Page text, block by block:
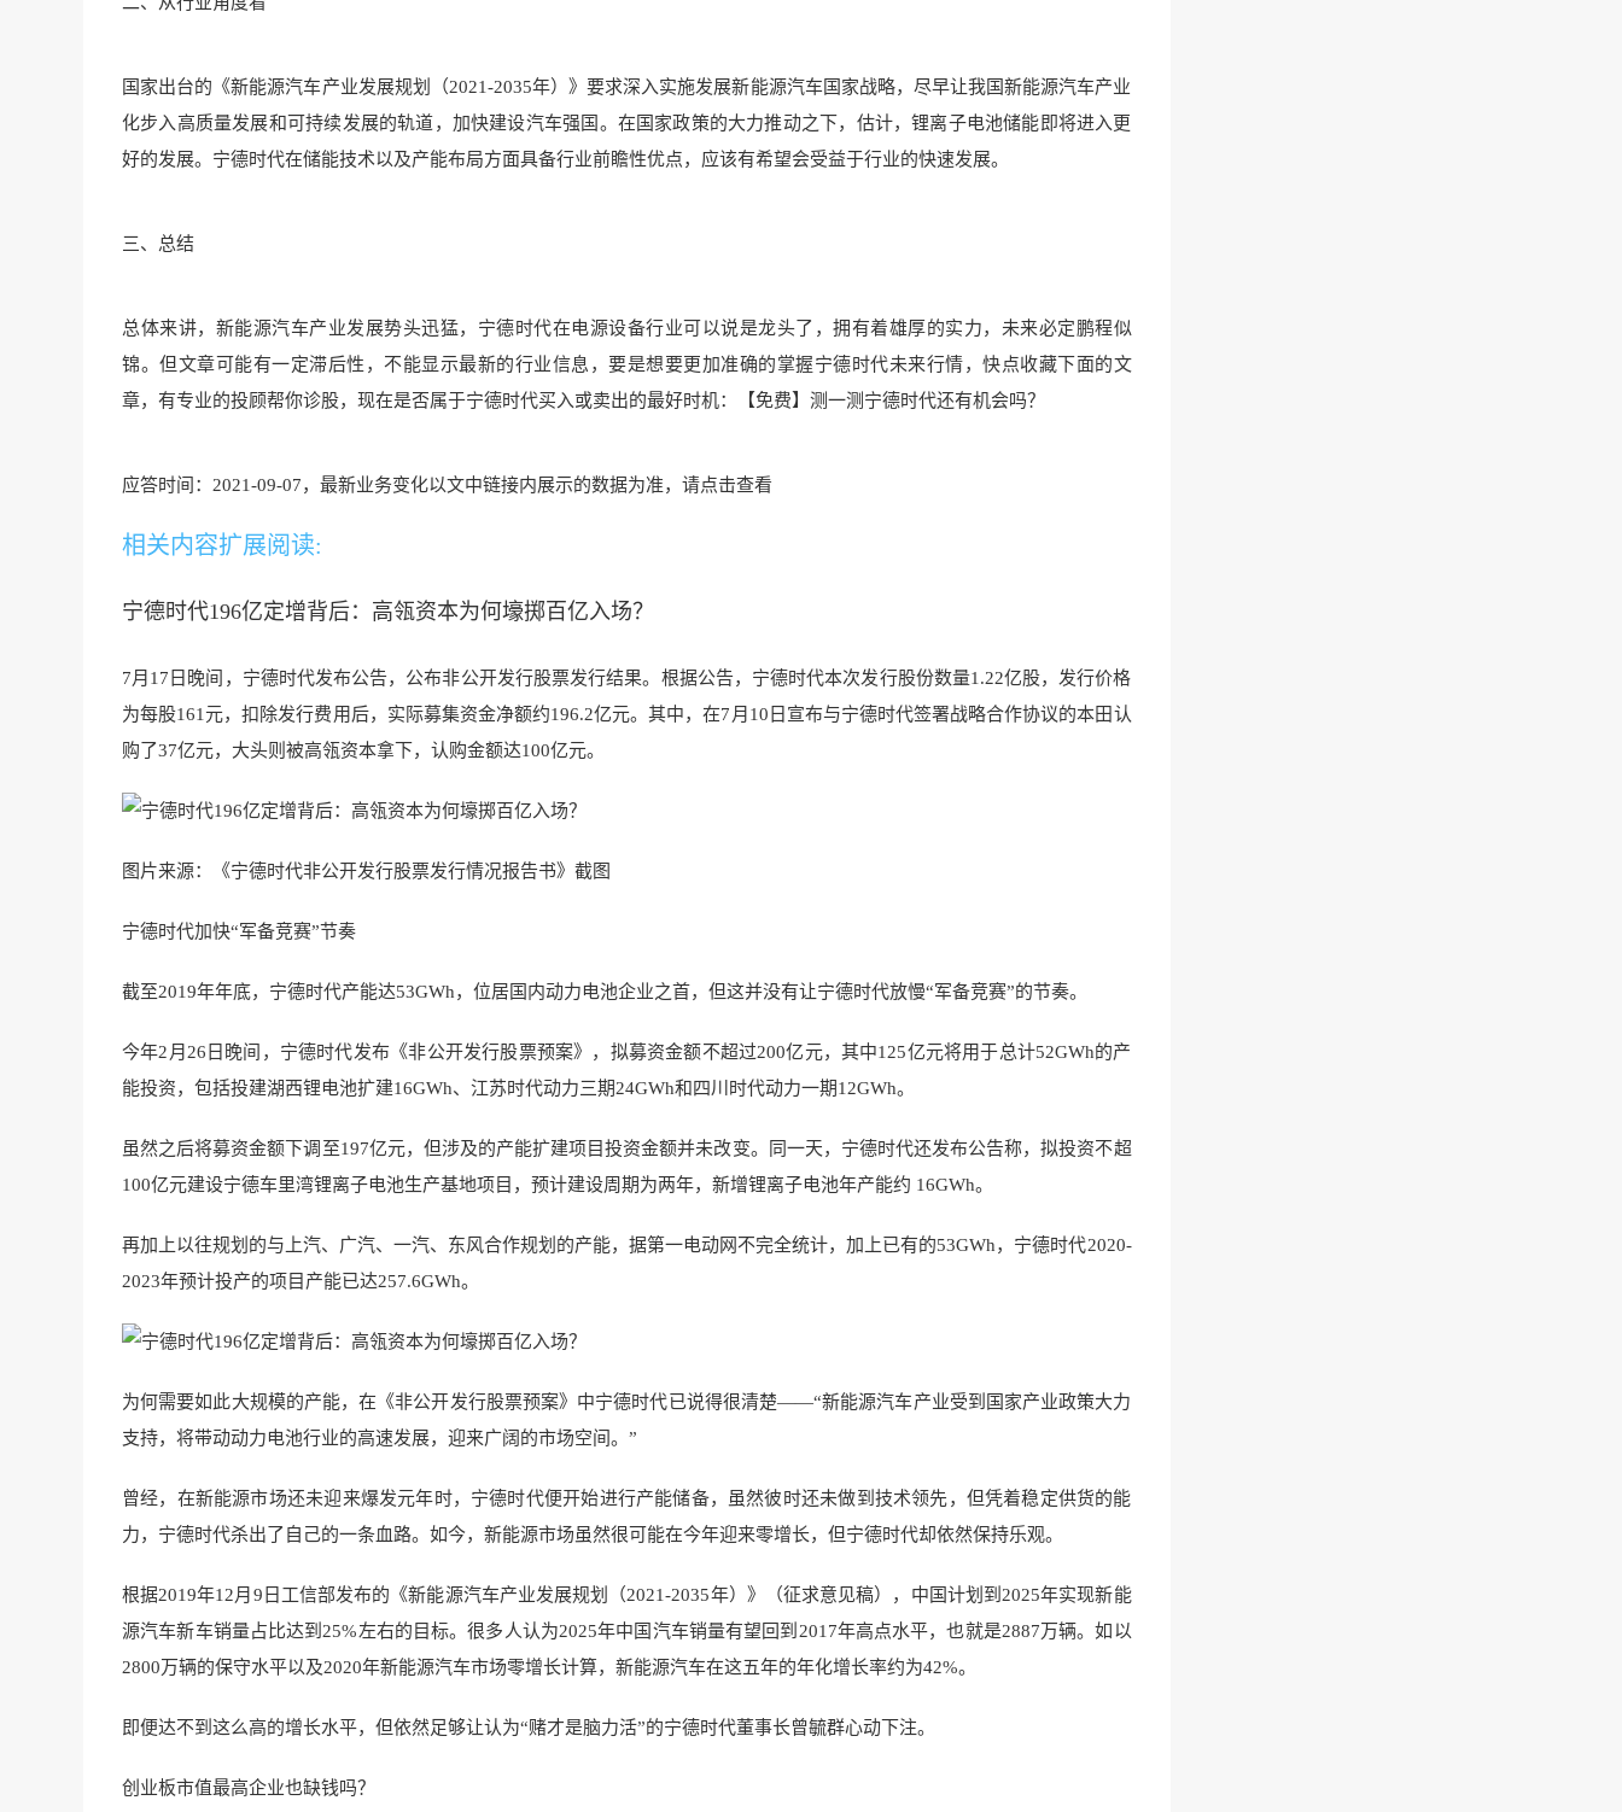
国家出台的《新能源汽车产业发展规划（2021-2035年）》要求深入实施发展新能源汽车国家战略，尽早让我国新能源汽车产业
化步入高质量发展和可持续发展的轨道，加快建设汽车强国。在国家政策的大力推动之下，估计，锂离子电池储能即将进入更
好的发展。宁德时代在储能技术以及产能布局方面具备行业前瞻性优点，应该有希望会受益于行业的快速发展。
三、总结
总体来讲，新能源汽车产业发展势头迅猛，宁德时代在电源设备行业可以说是龙头了，拥有着雄厚的实力，未来必定鹏程似
锦。但文章可能有一定滞后性，不能显示最新的行业信息，要是想要更加准确的掌握宁德时代未来行情，快点收藏下面的文
章，有专业的投顾帮你诊股，现在是否属于宁德时代买入或卖出的最好时机：【免费】测一测宁德时代还有机会吗？
应答时间：2021-09-07，最新业务变化以文中链接内展示的数据为准，请点击查看
相关内容扩展阅读:
宁德时代196亿定增背后：高瓴资本为何壕掷百亿入场？
7月17日晚间，宁德时代发布公告，公布非公开发行股票发行结果。根据公告，宁德时代本次发行股份数量1.22亿股，发行价格
为每股161元，扣除发行费用后，实际募集资金净额约196.2亿元。其中，在7月10日宣布与宁德时代签署战略合作协议的本田认
购了37亿元，大头则被高瓴资本拿下，认购金额达100亿元。
图片来源：《宁德时代非公开发行股票发行情况报告书》截图
宁德时代加快“军备竞赛”节奏
截至2019年年底，宁德时代产能达53GWh，位居国内动力电池企业之首，但这并没有让宁德时代放慢“军备竞赛”的节奏。
今年2月26日晚间，宁德时代发布《非公开发行股票预案》，拟募资金额不超过200亿元，其中125亿元将用于总计52GWh的产
能投资，包括投建湖西锂电池扩建16GWh、江苏时代动力三期24GWh和四川时代动力一期12GWh。
虽然之后将募资金额下调至197亿元，但涉及的产能扩建项目投资金额并未改变。同一天，宁德时代还发布公告称，拟投资不超
100亿元建设宁德车里湾锂离子电池生产基地项目，预计建设周期为两年，新增锂离子电池年产能约 16GWh。
再加上以往规划的与上汽、广汽、一汽、东风合作规划的产能，据第一电动网不完全统计，加上已有的53GWh，宁德时代2020-
2023年预计投产的项目产能已达257.6GWh。
为何需要如此大规模的产能，在《非公开发行股票预案》中宁德时代已说得很清楚——“新能源汽车产业受到国家产业政策大力
支持，将带动动力电池行业的高速发展，迎来广阔的市场空间。”
曾经，在新能源市场还未迎来爆发元年时，宁德时代便开始进行产能储备，虽然彼时还未做到技术领先，但凭着稳定供货的能
力，宁德时代杀出了自己的一条血路。如今，新能源市场虽然很可能在今年迎来零增长，但宁德时代却依然保持乐观。
根据2019年12月9日工信部发布的《新能源汽车产业发展规划（2021-2035年）》（征求意见稿），中国计划到2025年实现新能
源汽车新车销量占比达到25%左右的目标。很多人认为2025年中国汽车销量有望回到2017年高点水平，也就是2887万辆。如以
2800万辆的保守水平以及2020年新能源汽车市场零增长计算，新能源汽车在这五年的年化增长率约为42%。
即便达不到这么高的增长水平，但依然足够让认为“赌才是脑力活”的宁德时代董事长曾毓群心动下注。
创业板市值最高企业也缺钱吗？